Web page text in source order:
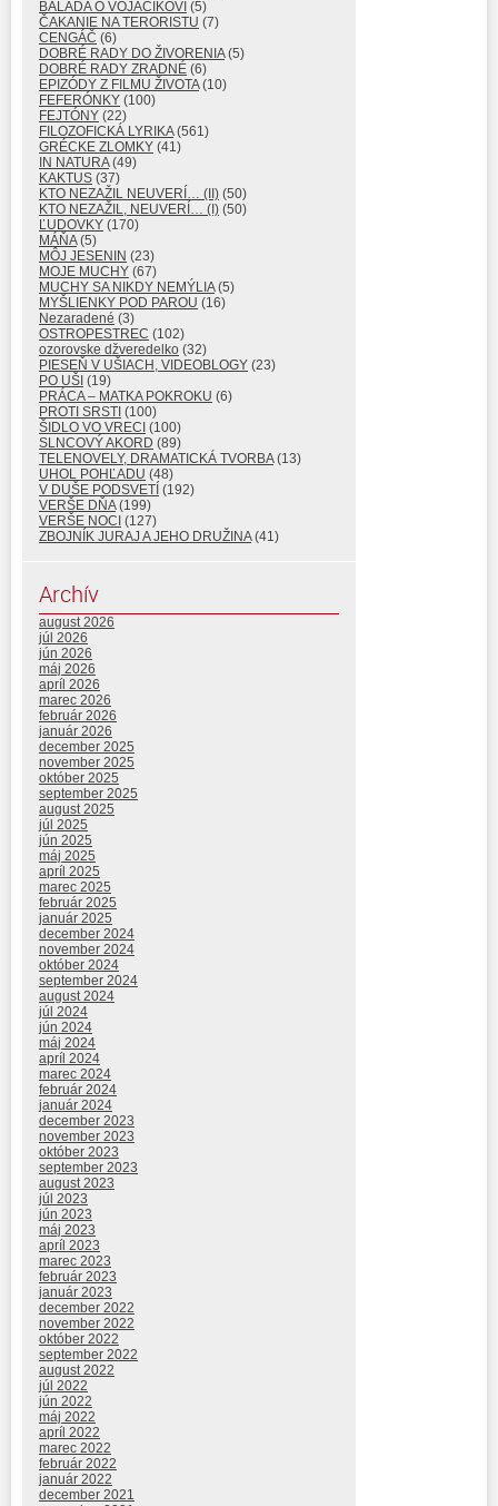
BALADA O VOJAČIKOVI (5)
ČAKANIE NA TERORISTU (7)
CENGÁČ (6)
DOBRÉ RADY DO ŽIVORENIA(5)
DOBRÉ RADY ZRADNÉ (6)
EPIZÓDY Z FILMU ŽIVOTA(10)
FEFERÓNKY (100)
FEJTÓNY (22)
FILOZOFICKÁ LYRIKA(561)
GRÉCKE ZLOMKY (41)
IN NATURA(49)
KAKTUS (37)
KTO NEZAŽIL NEUVERÍ… (II) (50)
KTO NEZAŽIL, NEUVERÍ… (I) (50)
ĽUDOVKY (170)
MÁŇA(5)
MÔJ JESENIN (23)
MOJE MUCHY (67)
MUCHY SA NIKDY NEMÝLIA(5)
MYŠLIENKY POD PAROU (16)
Nezaradené (3)
OSTROPESTREC (102)
ozorovske džveredelko (32)
PIESEŇ V UŠIACH, VIDEOBLOGY (23)
PO UŠI (19)
PRÁCA – MATKA POKROKU (6)
PROTI SRSTI (100)
ŠIDLO VO VRECI (100)
SLNCOVÝ AKORD (89)
TELENOVELY, DRAMATICKÁ TVORBA(13)
UHOL POHĽADU (48)
V DUŠE PODSVETÍ (192)
VERŠE DŇA(199)
VERŠE NOCI (127)
ZBOJNÍK JURAJ A JEHO DRUŽINA(41)
Archív
august 2026
júl 2026
jún 2026
máj 2026
apríl 2026
marec 2026
február 2026
január 2026
december 2025
november 2025
október 2025
september 2025
august 2025
júl 2025
jún 2025
máj 2025
apríl 2025
marec 2025
február 2025
január 2025
december 2024
november 2024
október 2024
september 2024
august 2024
júl 2024
jún 2024
máj 2024
apríl 2024
marec 2024
február 2024
január 2024
december 2023
november 2023
október 2023
september 2023
august 2023
júl 2023
jún 2023
máj 2023
apríl 2023
marec 2023
február 2023
január 2023
december 2022
november 2022
október 2022
september 2022
august 2022
júl 2022
jún 2022
máj 2022
apríl 2022
marec 2022
február 2022
január 2022
december 2021